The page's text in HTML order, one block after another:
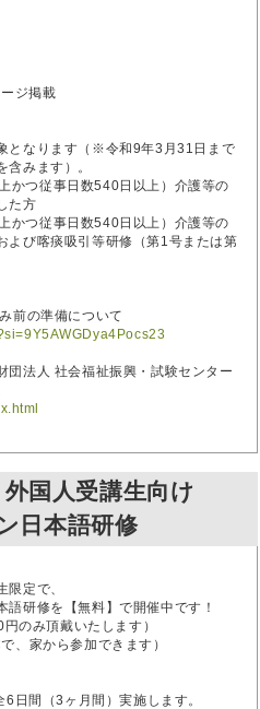
ジ掲載
となります（※令和9年3月31日まで
みます）。
つ従事日数540日以上）介護等の
た方
つ従事日数540日以上）介護等の
よび喀痰吸引等研修（第1号または第
前の準備について
団法人 社会福祉振興・試験センター
外国人受講生向け
日本語研修
定で、
研修を【無料】で開催中です！
のみ頂戴いたします）
、家から参加できます）
日間（3ヶ月間）実施します。